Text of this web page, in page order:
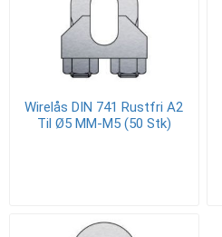
Wirelås DIN 741 Rustfri A2
Til Ø5 MM-M5 (50 Stk)